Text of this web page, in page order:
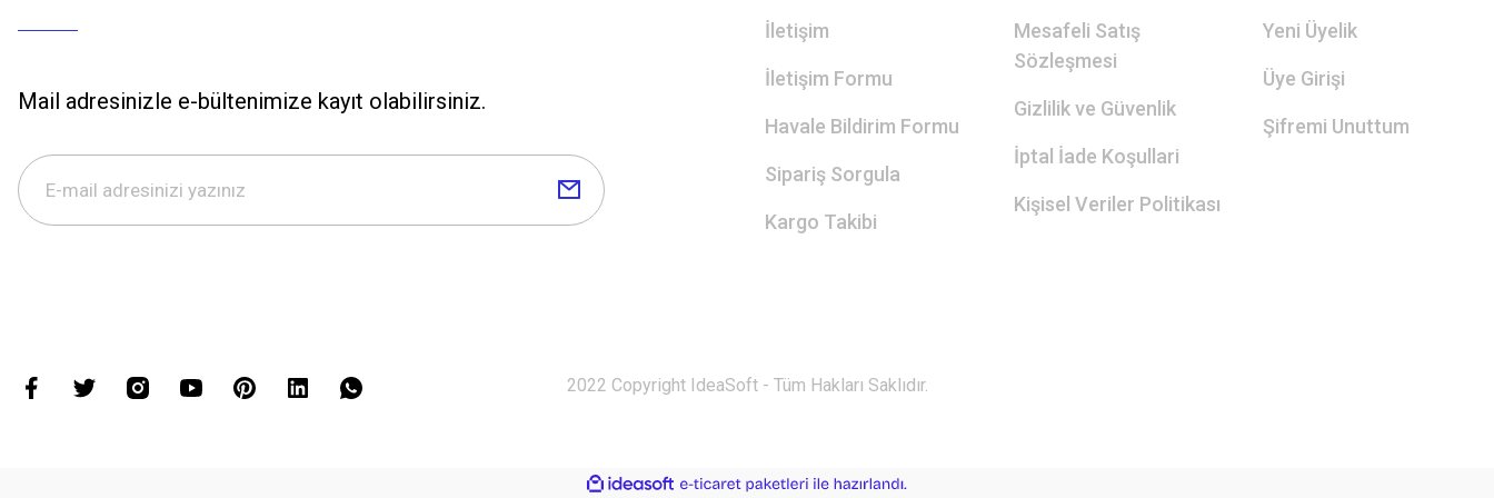
Mail adresinizle e-bültenimize kayıt olabilirsiniz.
İletişim
İletişim Formu
Havale Bildirim Formu
Sipariş Sorgula
Kargo Takibi
Mesafeli Satış
Sözleşmesi
Gizlilik ve Güvenlik
İptal İade Koşullari
Kişisel Veriler Politikası
Yeni Üyelik
Üye Girişi
Şifremi Unuttum
2022 Copyright IdeaSoft - Tüm Hakları Saklıdır.
ideasoft
e-